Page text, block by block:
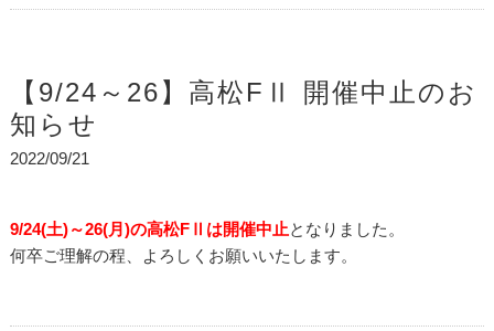
【9/24～26】高松FⅡ 開催中止のお
知らせ
2022/09/21
9/24(土)～26(月)の高松FⅡは開催中止となりました。
何卒ご理解の程、よろしくお願いいたします。